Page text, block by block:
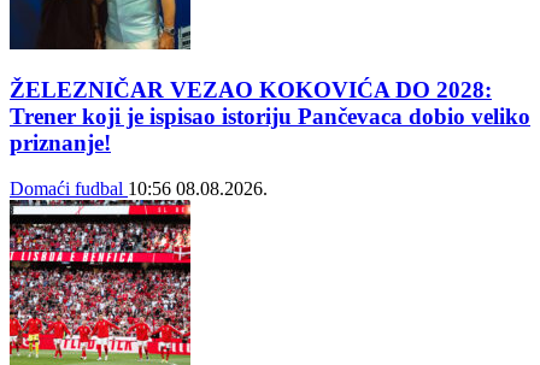
ŽELEZNIČAR VEZAO KOKOVIĆA DO 2028:
Trener koji je ispisao istoriju Pančevaca dobio veliko
priznanje!
Domaći fudbal 10:56 08.08.2026.